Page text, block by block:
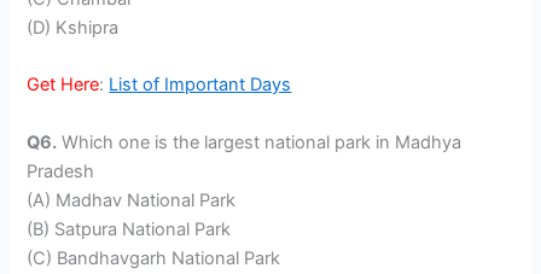
(D) Kshipra
Get Here: List of Important Days
Q6. Which one is the largest national park in Madhya
Pradesh
(A) Madhav National Park
(B) Satpura National Park
(C) Bandhavgarh National Park